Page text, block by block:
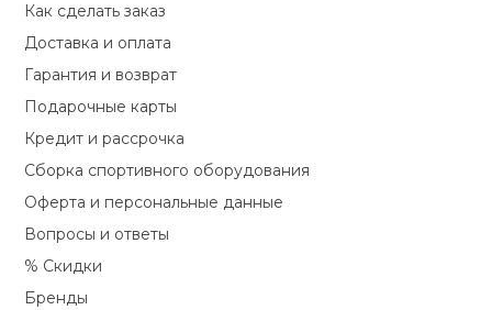
Как сделать заказ
Доставка и оплата
Гарантия и возврат
Подарочные карты
Кредит и рассрочка
Сборка спортивного оборудования
Оферта и персональные данные
Вопросы и ответы
% Скидки
Бренды